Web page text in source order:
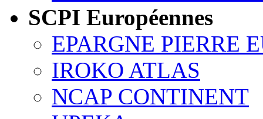
SCPI Européennes
EPARGNE PIERRE
IROKO ATLAS
NCAP CONTINENT